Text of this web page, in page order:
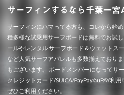
サーフィンするなら千葉一
サーフィンにハマってる方も、コレから始
種多様な試乗用サーフボードは無料でお試
ールやレンタル サーフボード＆ウェットス
など人気サーフアパレルも多数揃えており
もございます。 ボードメンバーになってサ
クレジットカード/SUICA/PayPay/auPAY利
ぜひご利用ください。